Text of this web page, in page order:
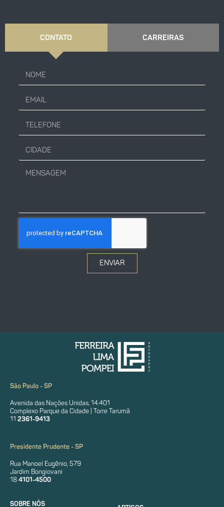
CONTATO CARREIRAS
ENVIAR
São Paulo - SP
Avenida das Nações Unidas, 14.401
Complexo Parque da Cidade | Torre Tarumã
11 2361-9413
Presidente Prudente - SP
Rua Manoel Eugênio, 579
Jardim Bongiovani
18 4101-4500
SOBRE NÓS